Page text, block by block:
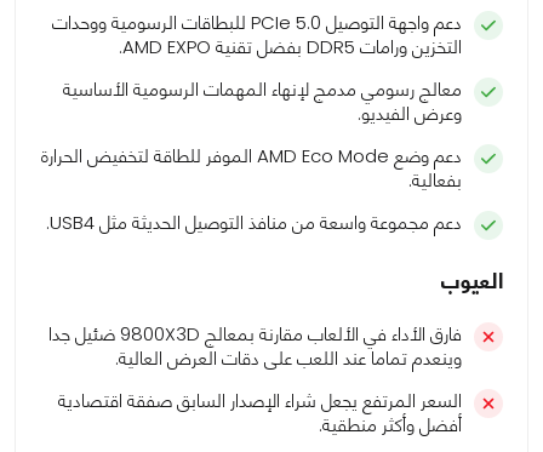
دعم واجهة التوصيل PCIe 5.0 للبطاقات الرسومية ووحدات
التخزين ورامات DDR5 بفضل تقنية AMD EXPO.
معالج رسومي مدمج لإنهاء المهمات الرسومية الأساسية
وعرض الفيديو.
دعم وضع AMD Eco Mode الموفر للطاقة لتخفيض الحرارة
بفعالية.
دعم مجموعة واسعة من منافذ التوصيل الحديثة مثل USB4.
العيوب
فارق الأداء في الألعاب مقارنة بمعالج 9800X3D ضئيل جدا
وينعدم تماما عند اللعب على دقات العرض العالية.
السعر المرتفع يجعل شراء الإصدار السابق صفقة اقتصادية
أفضل وأكثر منطقية.